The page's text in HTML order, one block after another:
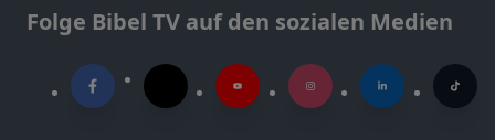
Folge Bibel TV auf den sozialen Medien